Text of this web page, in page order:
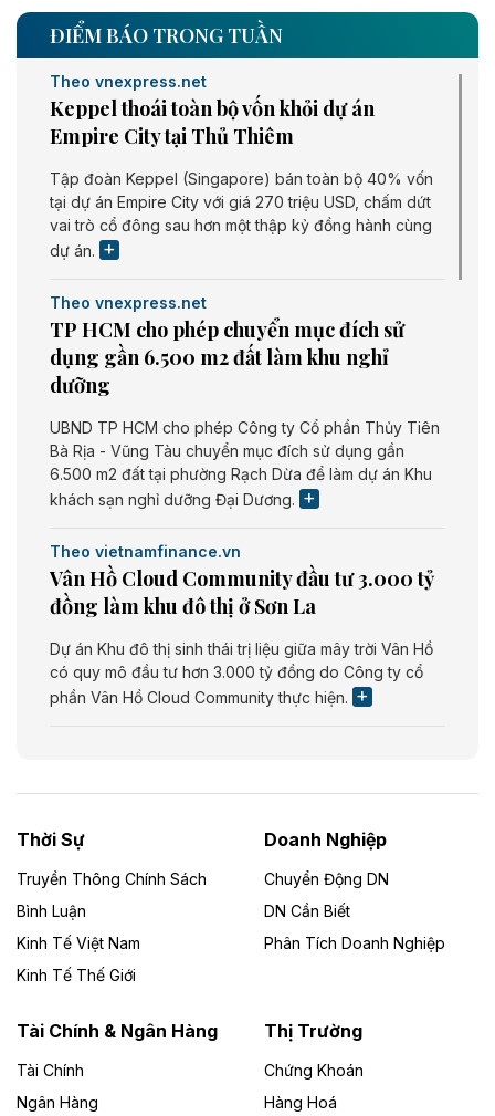
ĐIỂM BÁO TRONG TUẦN
Theo vnexpress.net
Keppel thoái toàn bộ vốn khỏi dự án
Empire City tại Thủ Thiêm
Tập đoàn Keppel (Singapore) bán toàn bộ 40% vốn
tại dự án Empire City với giá 270 triệu USD, chấm dứt
vai trò cổ đông sau hơn một thập kỷ đồng hành cùng
dự án.
Theo vnexpress.net
TP HCM cho phép chuyển mục đích sử
dụng gần 6.500 m2 đất làm khu nghỉ
dưỡng
UBND TP HCM cho phép Công ty Cổ phần Thủy Tiên
Bà Rịa - Vũng Tàu chuyển mục đích sử dụng gần
6.500 m2 đất tại phường Rạch Dừa để làm dự án Khu
khách sạn nghỉ dưỡng Đại Dương.
Theo vietnamfinance.vn
Vân Hồ Cloud Community đầu tư 3.000 tỷ
đồng làm khu đô thị ở Sơn La
Dự án Khu đô thị sinh thái trị liệu giữa mây trời Vân Hồ
có quy mô đầu tư hơn 3.000 tỷ đồng do Công ty cổ
phần Vân Hồ Cloud Community thực hiện.
Dự án Nhà máy xử lý rác và phát điện Bắc Giang do
Công ty TNHH Năng lượng môi trường Bắc Giang làm
Theo vietnamfinance.vn
Đức Long Gia Lai mở rộng ‘hệ sinh thái’
Lai
Bốn doanh nghiệp có sự góp vốn của Công ty Cổ
phần Tập đoàn Đức Long Gia Lai (HoSE: DLG) được
Thời Sự
Truyền Thông Chính Sách
Bình Luận
Kinh Tế Việt Nam
Kinh Tế Thế Giới
Doanh Nghiệp
Chuyển Động DN
DN Cần Biết
Phân Tích Doanh Nghiệp
Tài Chính & Ngân Hàng
Tài Chính
Ngân Hàng
Thị Trường
Chứng Khoán
Hàng Hoá